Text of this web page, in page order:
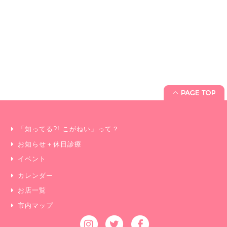
「知ってる?! こがねい」って？
お知らせ＋休日診療
イベント
カレンダー
お店一覧
市内マップ